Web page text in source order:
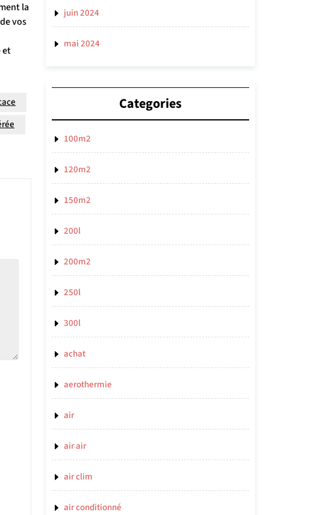
la
vos
et
juin 2024
mai 2024
Categories
100m2
120m2
150m2
200l
200m2
250l
300l
achat
aerothermie
air
air air
air clim
air conditionné